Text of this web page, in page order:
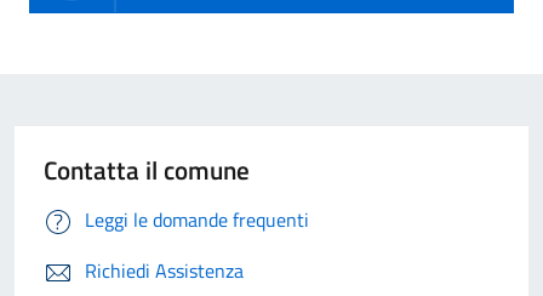
Contatta il comune
Leggi le domande frequenti
Richiedi Assistenza